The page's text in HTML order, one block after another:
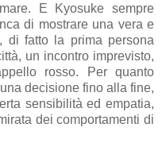
E Kyosuke sempre
di mostrare una vera e
di fatto la prima persona
un incontro imprevisto,
rosso. Per quanto
decisione fino alla fine,
sensibilità ed empatia,
dei comportamenti di